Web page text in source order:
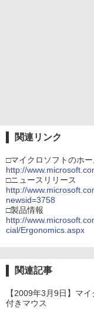
関連リンク
□マイクロソフトのホ
http://
□ニュースリリース
http://
newsid=3758
□製品情報
http://
cial/Ergonomics.aspx
関連記事
【2009年3月9日】マ
付きマウス